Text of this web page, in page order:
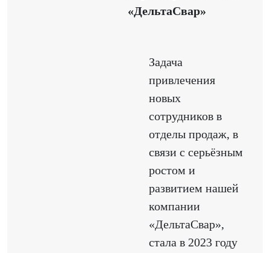
«ДельтаСвар»
Задача
привлечения
новых
сотрудников в
отделы продаж, в
связи с серьёзным
ростом и
развитием нашей
компании
«ДельтаСвар»,
стала в 2023 году